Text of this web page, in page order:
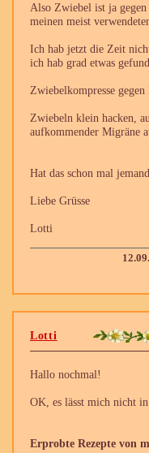
Also Zwiebel ist ja gegen
meinen meist
Ich hab jetzt die Zeit
ich hab grad etwas
Zwiebelkompresse
Zwiebeln klein hacken,
aufkommender Migräne
Hat das schon mal
Liebe Grüsse
Lotti
Lotti
Hallo nochmal!
OK, es lässt mich nicht
Erprobte Rezepte von